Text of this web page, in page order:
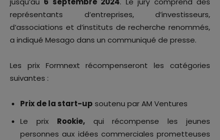
représentants d’entreprises, d’investisseurs,
d’associations et d’instituts de recherche renommés,
a indiqué Mesago dans un communiqué de presse.
Les prix Formnext récompenseront les catégories
suivantes :
Prix de la start-up soutenu par AM Ventures
Le prix Rookie,qui récompense les jeunes
personnes aux idées commerciales prometteuses